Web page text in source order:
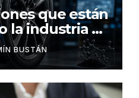
que están
la industria de
y redefinen el
BUSTÁN